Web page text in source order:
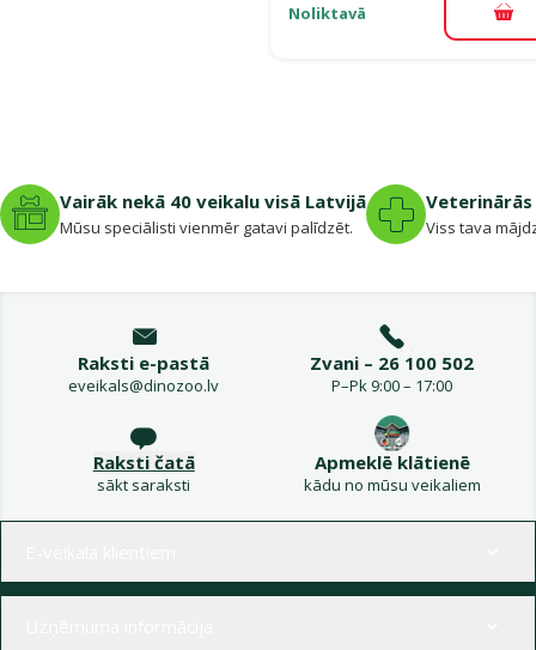
Noliktavā
Vairāk nekā 40 veikalu visā Latvijā
Mūsu speciālisti vienmēr gatavi palīdzēt. Viss tava
Raksti e-pastā
eveikals@dinozoo.lv
Zvani – 26 100 502
P–Pk 9:00 – 17:00
Raksti čatā
sākt saraksti
Apmeklē klātienē
kādu no mūsu veikaliem